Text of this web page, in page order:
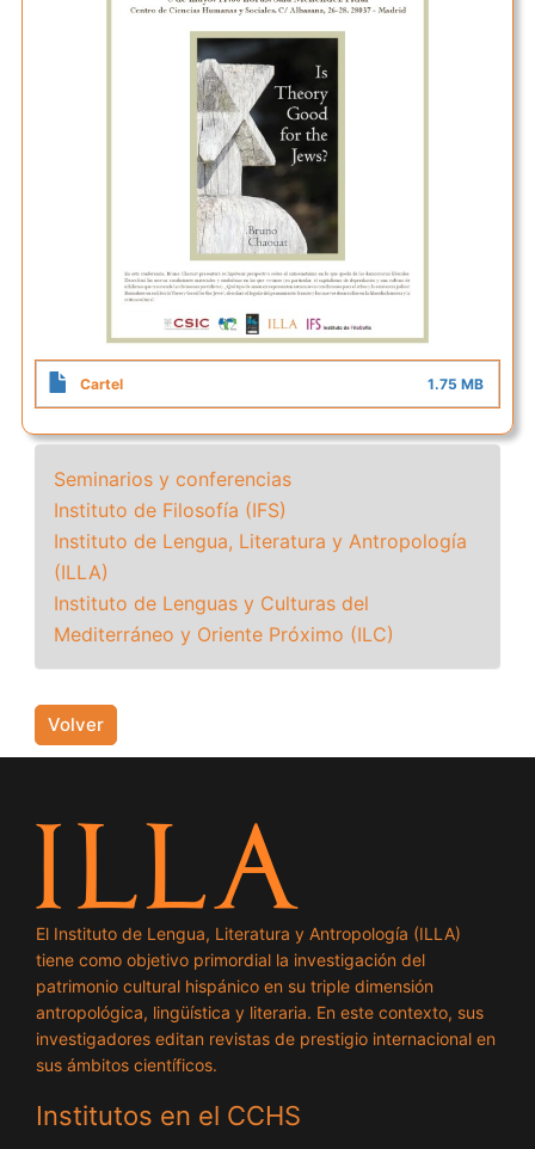
Cartel 1.75 MB
Seminarios y conferencias
Instituto de Filosofía (IFS)
Instituto de Lengua, Literatura y Antropología
(ILLA)
Instituto de Lenguas y Culturas del
Mediterráneo y Oriente Próximo (ILC)
Volver
El Instituto de Lengua, Literatura y Antropología (ILLA)
tiene como objetivo primordial la investigación del
patrimonio cultural hispánico en su triple dimensión
antropológica, lingüística y literaria. En este contexto, sus
investigadores editan revistas de prestigio internacional en
sus ámbitos científicos.
Institutos en el CCHS